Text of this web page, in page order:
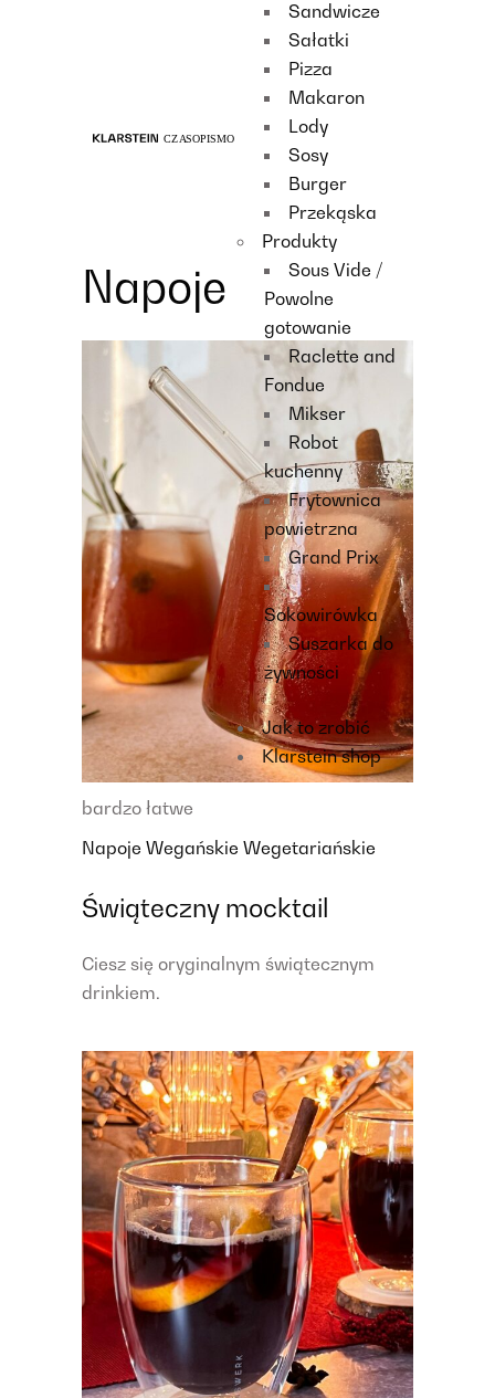
Sandwicze
Sałatki
Pizza
Makaron
Lody
Sosy
Burger
Przekąska
Produkty
Sous Vide /
Powolne
gotowanie
Raclette and
Fondue
Mikser
Robot
kuchenny
Frytownica
powietrzna
Grand Prix
Sokowirówka
Suszarka do
żywności
Jak to zrobić
Klarstein shop
Napoje
bardzo łatwe
Napoje Wegańskie Wegetariańskie
Świąteczny mocktail
Ciesz się oryginalnym świątecznym
drinkiem.